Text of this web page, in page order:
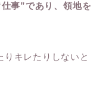
事”であり、領地を
りキレたりしないと